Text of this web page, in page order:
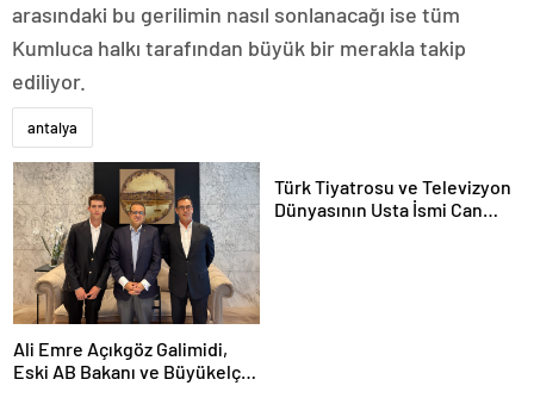
arasındaki bu gerilimin nasıl sonlanacağı ise tüm
Kumluca halkı tarafından büyük bir merakla takip
ediliyor.
antalya
Ali Emre Açıkgöz Galimidi,
Eski AB Bakanı ve Büyükelçi
Türk Tiyatrosu ve Televizyon
Dünyasının Usta İsmi Can